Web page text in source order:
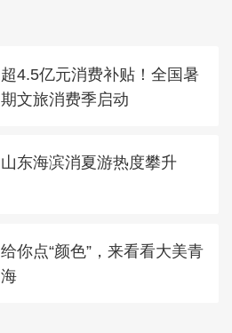
超4.5亿元消费补贴！全国暑
期文旅消费季启动
山东海滨消夏游热度攀升
给你点“颜色”，来看看大美青
海